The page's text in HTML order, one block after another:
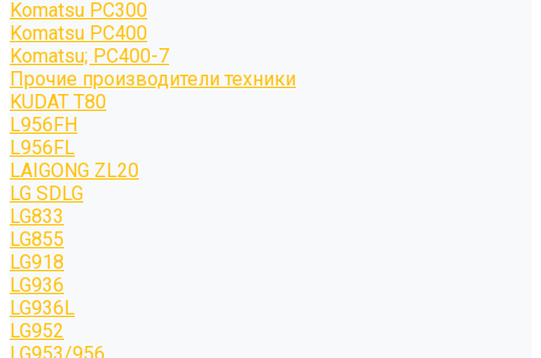
Komatsu PC300
Komatsu PC400
Komatsu; PC400-7
Прочие производители техники
KUDAT T80
L956FH
L956FL
LAIGONG ZL20
LG SDLG
LG833
LG855
LG918
LG936
LG936L
LG952